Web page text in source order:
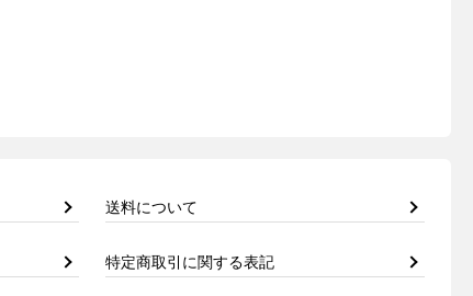
送料について
特定商取引に関する表記